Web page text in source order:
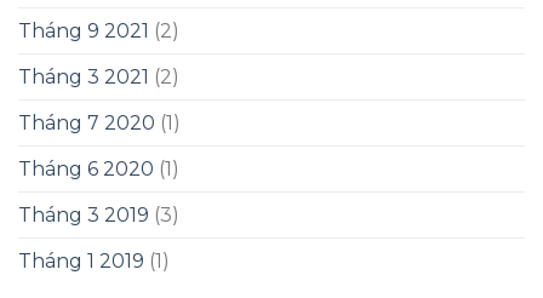
Tháng 9 2021 (2)
Tháng 3 2021 (2)
Tháng 7 2020 (1)
Tháng 6 2020 (1)
Tháng 3 2019 (3)
Tháng 1 2019 (1)